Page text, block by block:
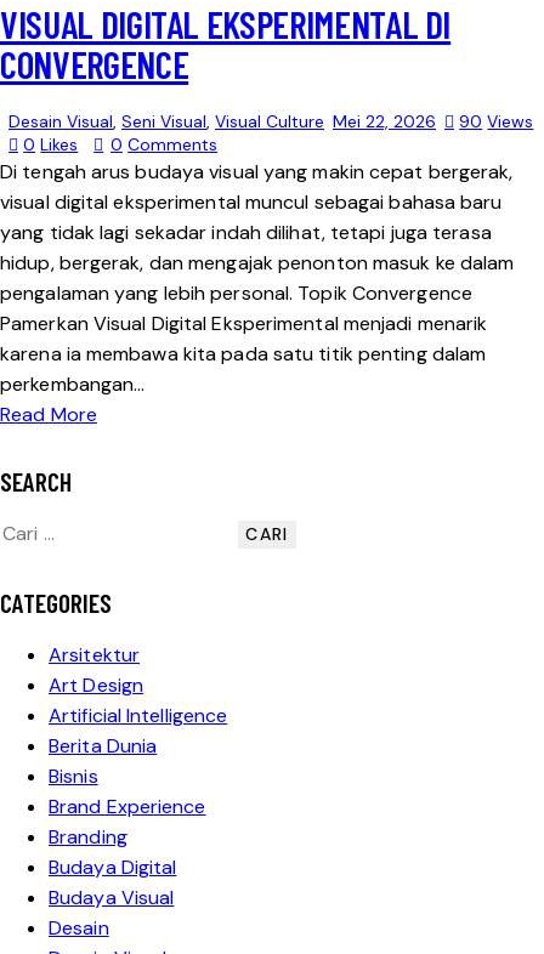
VISUAL DIGITAL EKSPERIMENTAL DI
CONVERGENCE
Desain Visual Seni Visual Visual Culture Mei 22, 2026 90 Views
0 Likes 0 Comments
Di tengah arus budaya visual yang makin cepat bergerak,
visual digital eksperimental muncul sebagai bahasa baru
yang tidak lagi sekadar indah dilihat, tetapi juga terasa
hidup, bergerak, dan mengajak penonton masuk ke dalam
pengalaman yang lebih personal. Topik Convergence
Pamerkan Visual Digital Eksperimental menjadi menarik
karena ia membawa kita pada satu titik penting dalam
perkembangan…
Read More
SEARCH
CATEGORIES
Arsitektur
Art Design
Artificial Intelligence
Berita Dunia
Bisnis
Brand Experience
Branding
Budaya Digital
Budaya Visual
Desain